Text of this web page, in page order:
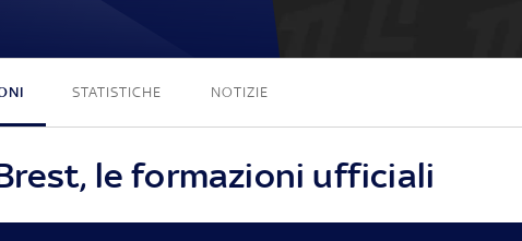
STATISTICHE NOTIZIE
le formazioni ufficiali